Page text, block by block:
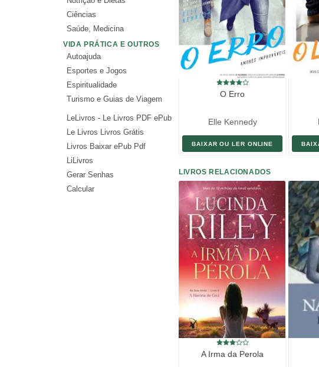
Ciências
Saúde, Medicina
VIDA PRÁTICA E OUTROS
Autoajuda
Esportes e Jogos
Espiritualidade
Turismo e Guias de Viagem
LeLivros - Le Livros PDF ePub
Le Livros Livros Grátis
Livros Baixar ePub Pdf
LiLivros
Gerar Senhas
Calcular
O Erro
Elle Kennedy
BAIXAR OU LER ONLINE
LIVROS RELACIONADOS
A Irma da Perola